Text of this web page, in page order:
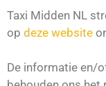
Taxi Midden NL
op deze website
De informatie en/